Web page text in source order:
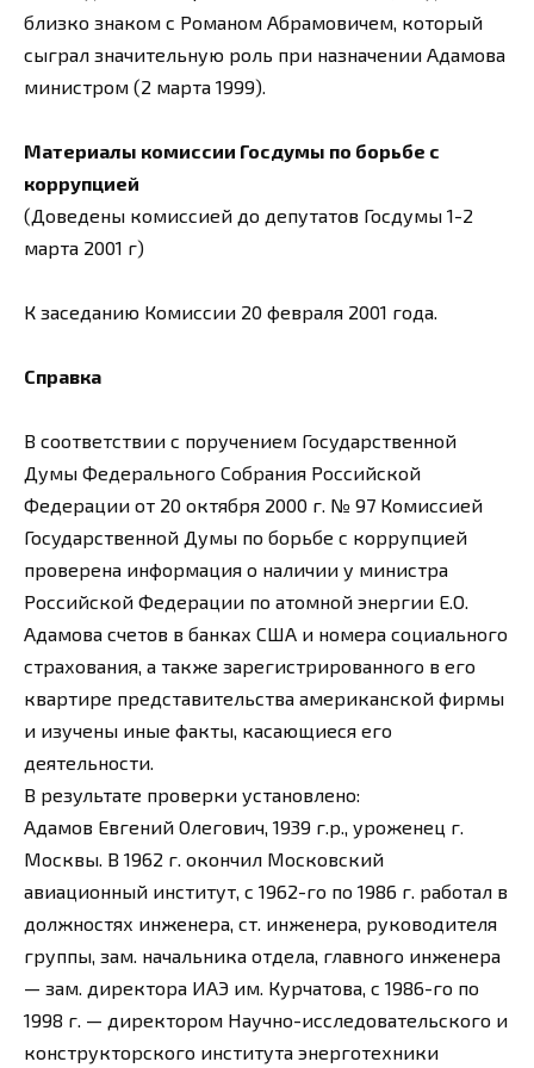
близко знаком с Романом Абрамовичем, который
сыграл значительную роль при назначении Адамова
министром (2 марта 1999).
Материалы комиссии Госдумы по борьбе с
коррупцией
(Доведены комиссией до депутатов Госдумы 1-2
марта 2001 г)
К заседанию Комиссии 20 февраля 2001 года.
Справка
В соответствии с поручением Государственной
Думы Федерального Собрания Российской
Федерации от 20 октября 2000 г. № 97 Комиссией
Государственной Думы по борьбе с коррупцией
проверена информация о наличии у министра
Российской Федерации по атомной энергии Е.О.
Адамова счетов в банках США и номера социального
страхования, а также зарегистрированного в его
квартире представительства американской фирмы
и изучены иные факты, касающиеся его
деятельности.
В результате проверки установлено:
Адамов Евгений Олегович, 1939 г.р., уроженец г.
Москвы. В 1962 г. окончил Московский
авиационный институт, с 1962-го по 1986 г. работал в
должностях инженера, ст. инженера, руководителя
группы, зам. начальника отдела, главного инженера
— зам. директора ИАЭ им. Курчатова, с 1986-го по
1998 г. — директором Научно-исследовательского и
конструкторского института энерготехники